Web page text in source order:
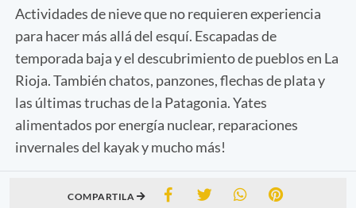
Actividades de nieve que no requieren experiencia
para hacer más allá del esquí. Escapadas de
temporada baja y el descubrimiento de pueblos en La
Rioja. También chatos, panzones, flechas de plata y
las últimas truchas de la Patagonia. Yates
alimentados por energía nuclear, reparaciones
invernales del kayak y mucho más!
COMPARTILA